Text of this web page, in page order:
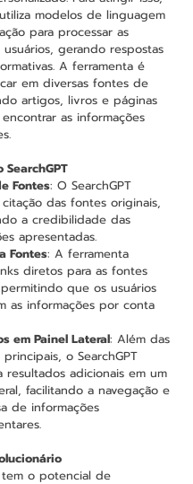
modelos de linguagem
para processar as
gerando respostas
A ferramenta é
em diversas fontes de
artigos, livros e páginas
as informações
Fontes: O SearchGPT
das fontes originais,
a credibilidade das
apresentadas.
Fontes: A ferramenta
diretos para as fontes
que os usuários
as informações por conta
em Painel Lateral: Além das
o SearchGPT
resultados adicionais em um
facilitando a navegação e
de informações
tem o potencial de